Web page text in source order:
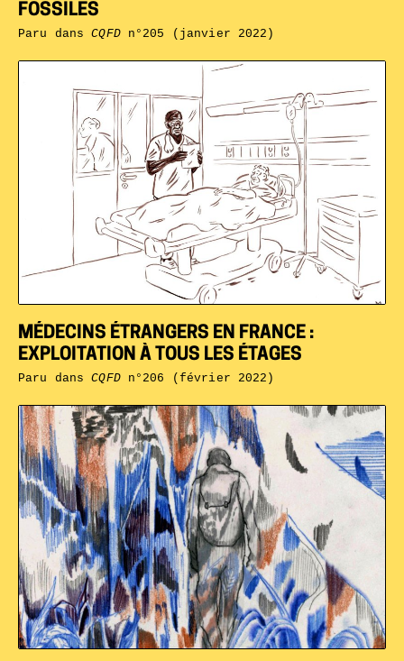
MÉDECINS ÉTRANGERS EN FRANCE :
EXPLOITATION À TOUS LES ÉTAGES
Paru dansCQFDn°206 (février 2022)
FOSSILES
Paru dansCQFDn°205 (janvier 2022)